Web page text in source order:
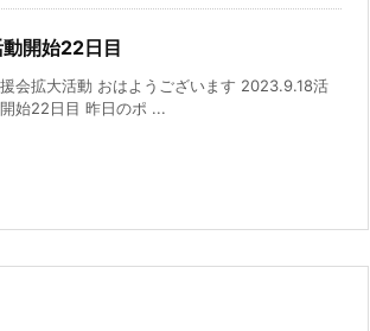
開始22日目
会拡大活動 おはようございます 2023.9.18活
始22日目 昨日のポ ...